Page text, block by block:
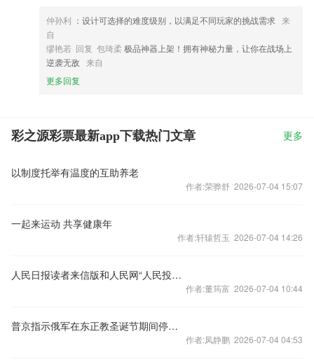
仲孙利 ：设计可选择的难度级别，以满足不同玩家的挑战需求 来
自
缪艳若 回复 包琦柔 极品神器上架！拥有神秘力量，让你在战场上
逆袭无敌 来自
更多回复
彩之源彩票最新app下载热门文章 更多
以制度托举有温度的互助养老
作者:荣骅舒 2026-07-04 15:07
一起来运动 共享健康年
作者:轩辕哲玉 2026-07-04 14:26
人民日报读者来信版和人民网“人民投诉”联合开展观演购票体验问题征集活动
作者:董筠富 2026-07-04 10:44
普京指示俄军在东正教圣诞节期间停火一天半
作者:凤静鹏 2026-07-04 04:53